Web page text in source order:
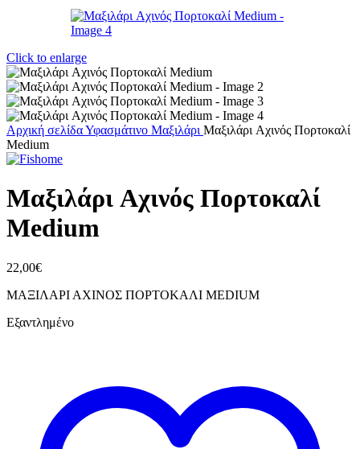
Click to enlarge
Αρχική σελίδαΥφασμάτινο Μαξιλάρι Μαξιλάρι Aχινός Πορτοκαλί
Medium
Μαξιλάρι Aχινός Πορτοκαλί
Medium
22,00€
ΜΑΞΙΛΑΡΙ ΑΧΙΝΟΣ ΠΟΡΤΟΚΑΛΙ MEDIUM
Εξαντλημένο